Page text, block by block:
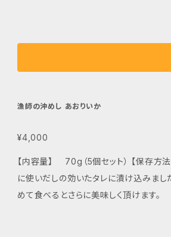
漁師の沖めし あおりいか
¥4,000
【内容量】 70g（5個セット） 【保存方法】 要冷凍（-
に使いだしの効いたタレに漬け込みま
めて食べるとさらに美味しく頂けます。